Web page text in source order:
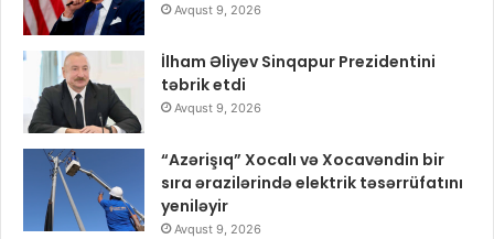
Avqust 9, 2026
İlham Əliyev Sinqapur Prezidentini
təbrik etdi
Avqust 9, 2026
“Azərişıq” Xocalı və Xocavəndin bir
sıra ərazilərində elektrik təsərrüfatını
yeniləyir
Avqust 9, 2026